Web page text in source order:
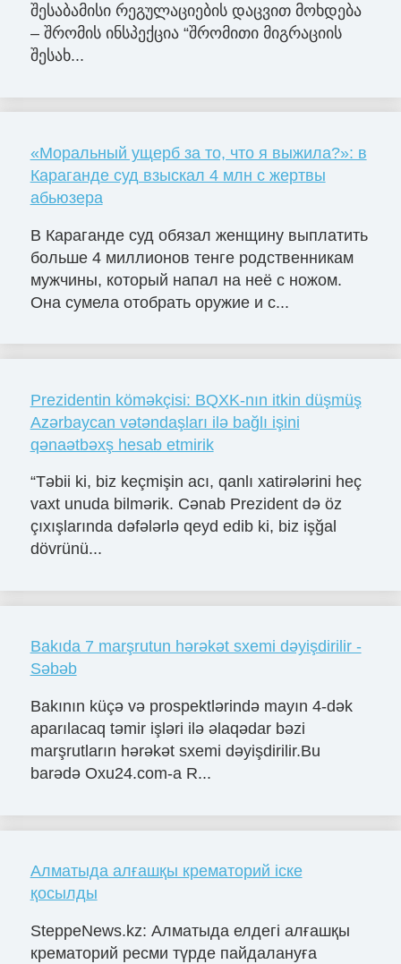
შესაბამისი რეგულაციების დაცვით მოხდება
– შრომის ინსპექცია “შრომითი მიგრაციის
შესახ...
«Моральный ущерб за то, что я выжила?»: в
Караганде суд взыскал 4 млн с жертвы
абьюзера
В Караганде суд обязал женщину выплатить
больше 4 миллионов тенге родственникам
мужчины, который напал на неё с ножом.
Она сумела отобрать оружие и с...
Prezidentin köməkçisi: BQXK-nın itkin düşmüş
Azərbaycan vətəndaşları ilə bağlı işini
qənaətbəxş hesab etmirik
“Təbii ki, biz keçmişin acı, qanlı xatirələrini heç
vaxt unuda bilmərik. Cənab Prezident də öz
çıxışlarında dəfələrlə qeyd edib ki, biz işğal
dövrünü...
Bakıda 7 marşrutun hərəkət sxemi dəyişdirilir -
Səbəb
Bakının küçə və prospektlərində mayın 4-dək
aparılacaq təmir işləri ilə əlaqədar bəzi
marşrutların hərəkət sxemi dəyişdirilir.Bu
barədə Oxu24.com-a R...
Алматыда алғашқы крематорий іске
қосылды
SteppeNews.kz: Алматыда елдегі алғашқы
крематорий ресми түрде пайдалануға